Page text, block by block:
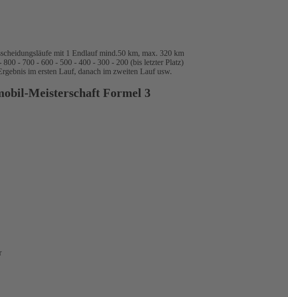
mit 1 Endlauf mind.50 km, max. 320 km
- 700 - 600 - 500 - 400 - 300 - 200 (bis letzter Platz)
im ersten Lauf, danach im zweiten Lauf usw.
Meisterschaft Formel 3